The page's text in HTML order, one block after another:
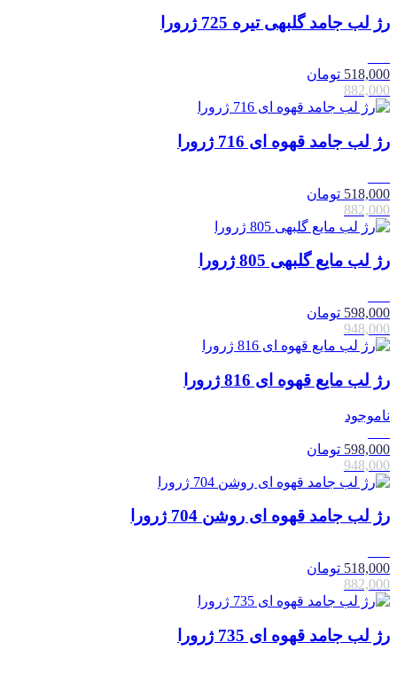
رژ لب جامد گلبهی تیره 725 ژرورا
518,000 تومان
882,000
رژ لب جامد قهوه ای 716 ژرورا
518,000 تومان
882,000
رژ لب مایع گلبهی 805 ژرورا
598,000 تومان
948,000
رژ لب مایع قهوه ای 816 ژرورا
ناموجود
598,000 تومان
948,000
رژ لب جامد قهوه ای روشن 704 ژرورا
518,000 تومان
882,000
رژ لب جامد قهوه ای 735 ژرورا